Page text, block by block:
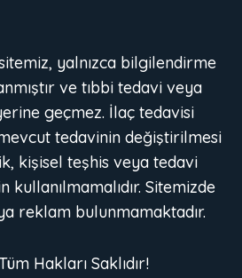
yalnızca bilgilendirme
ve tıbbi tedavi veya
geçmez. İlaç tedavisi
tedavinin değiştirilmesi
kişisel teşhis veya tedavi
kullanılmamalıdır. Sitemizde
reklam bulunmamaktadır.
Hakları Saklıdır!